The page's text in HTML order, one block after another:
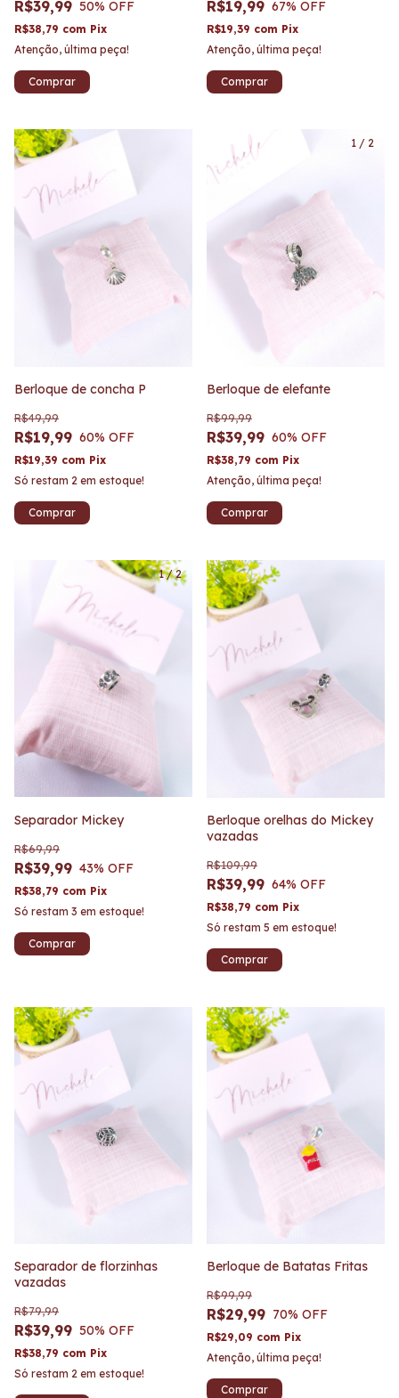
R$39,99 50% OFF
R$38,79 com Pix
Atenção, última peça!
R$19,99 67% OFF
R$19,39 com Pix
Atenção, última peça!
Berloque de concha P
R$19,99
R$49,99
60% OFF
R$19,39 com Pix
Só restam 2 em estoque!
1 / 2
Berloque de elefante
R$39,99
R$99,99
60% OFF
R$38,79 com Pix
Atenção, última peça!
1/2
Separador Mickey
R$39,99
R$69,99
43% OFF
R$38,79 com Pix
Só restam 3 em estoque!
Berloque orelhas do Mickey
vazadas
R$39,99
R$109,99
64% OFF
R$38,79 com Pix
Só restam 5 em estoque!
Separador de florzinhas
vazadas
R$39,99
R$79,99
50% OFF
R$38,79 com Pix
Só restam 2 em estoque!
Berloque de Batatas Fritas
R$29,99
R$99,99
70% OFF
R$29,09 com Pix
Atenção, última peça!